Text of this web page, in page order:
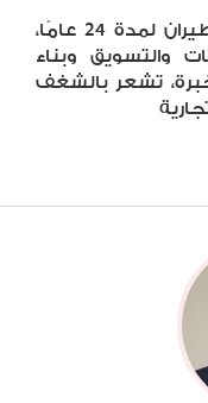
عملت جمانة عملة في صناعة الطيران لمدة 24 عامًا،
والتسويق وبناء
تشعر بالشغف